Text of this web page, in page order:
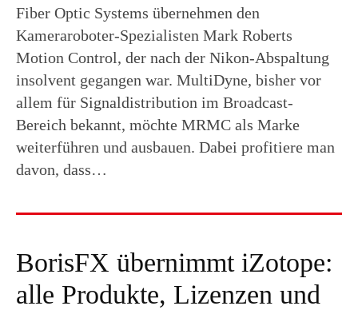
Fiber Optic Systems übernehmen den
Kameraroboter-Spezialisten Mark Roberts
Motion Control, der nach der Nikon-Abspaltung
insolvent gegangen war. MultiDyne, bisher vor
allem für Signaldistribution im Broadcast-
Bereich bekannt, möchte MRMC als Marke
weiterführen und ausbauen. Dabei profitiere man
davon, dass…
BorisFX übernimmt iZotope:
alle Produkte, Lizenzen und